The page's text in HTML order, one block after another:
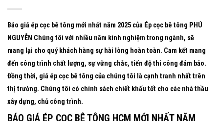
Báo giá ép cọc bê tông mới nhất năm 2025 của Ép cọc bê tông PHÚ
NGUYỄN Chúng tôi với nhiều năm kinh nghiệm trong ngành, sẽ
mang lại cho quý khách hàng sự hài lòng hoàn toàn. Cam kết mang
đến công trình chất lượng, sự vững chắc, tiến độ thi công đảm bảo.
Đồng thời, giá ép cọc bê tông của chúng tôi là cạnh tranh nhất trên
thị trường. Chúng tôi có chính sách chiết khấu tốt cho các nhà thầu
xây dựng, chủ công trình.
BÁO GIÁ ÉP CỌC BÊ TÔNG HCM MỚI NHẤT NĂM